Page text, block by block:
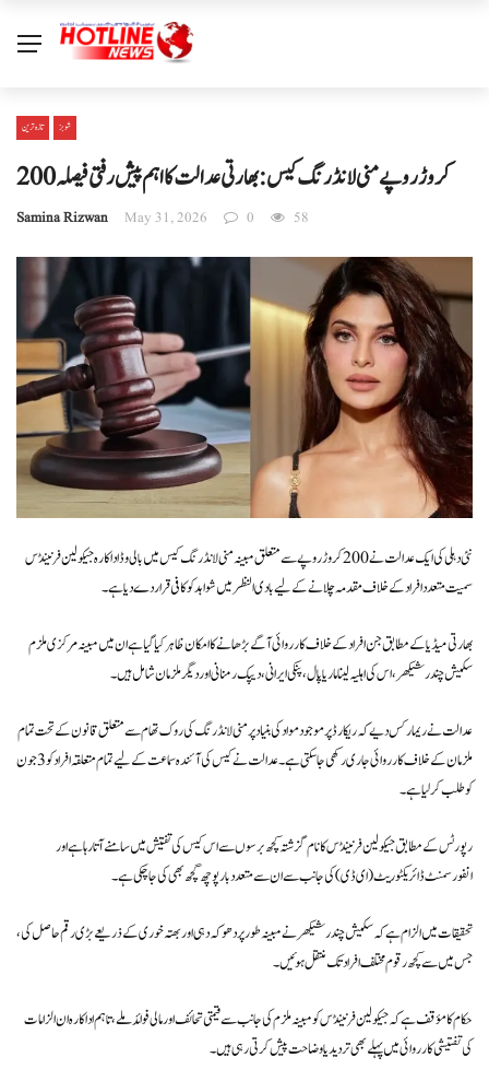
تازہ ترین شوبز
200 کروڑ روپے منی لانڈرنگ کیس: بھارتی عدالت کا اہم پیش رفتی فیصلہ
Samina Rizwan May 31, 2026 0 58
نئی دہلی کی ایک عدالت نے 200 کروڑ روپے سے متعلق مبینہ منی لانڈرنگ کیس میں بالی وڈ اداکارہ جیکولین فرنینڈس
سمیت متعدد افراد کے خلاف مقدمہ چلانے کے لیے بادی النظر میں شواہد کو کافی قرار دے دیا ہے۔
بھارتی میڈیا کے مطابق جن افراد کے خلاف کارروائی آگے بڑھانے کا امکان ظاہر کیا گیا ہے ان میں مبینہ مرکزی ملزم
سکیش چندر شیکھر، اس کی اہلیہ لینا ماریا پال، پنکی ایرانی، دیپک رمنانی اور دیگر ملزمان شامل ہیں۔
عدالت نے ریمارکس دیے کہ ریکارڈ پر موجود مواد کی بنیاد پر منی لانڈرنگ کی روک تھام سے متعلق قانون کے تحت تمام
ملزمان کے خلاف کارروائی جاری رکھی جا سکتی ہے۔ عدالت نے کیس کی آئندہ سماعت کے لیے تمام متعلقہ افراد کو 3 جون
کو طلب کر لیا ہے۔
رپورٹس کے مطابق جیکولین فرنینڈس کا نام گزشتہ کچھ برسوں سے اس کیس کی تفتیش میں سامنے آتا رہا ہے اور
انفورسمنٹ ڈائریکٹوریٹ (ای ڈی) کی جانب سے ان سے متعدد بار پوچھ گچھ بھی کی جا چکی ہے۔
تحقیقات میں الزام ہے کہ سکیش چندر شیکھر نے مبینہ طور پر دھوکہ دہی اور بھتہ خوری کے ذریعے بڑی رقم حاصل کی،
جس میں سے کچھ رقوم مختلف افراد تک منتقل ہوئیں۔
حکام کا مؤقف ہے کہ جیکولین فرنینڈس کو مبینہ ملزم کی جانب سے قیمتی تحائف اور مالی فوائد ملے، تاہم اداکارہ ان الزامات
کی تفتیشی کارروائی میں پہلے بھی تردید یا وضاحت پیش کرتی رہی ہیں۔